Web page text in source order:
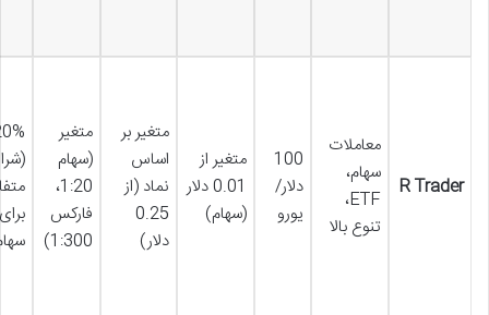
R Trader
معاملات
سهام،
ETF،
تنوع بالا
100
دلار/
یورو
متغیر از
0.01 دلار
(سهام)
متغیر بر
اساس
نماد (از
0.25
دلار)
متغیر
(سهام
1:20،
فارکس
1:300)
برای